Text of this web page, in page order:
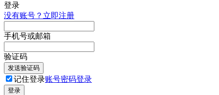
登录
没有账号？立即注册
手机号或邮箱
验证码
发送验证码
记住登录账号密码登录
登录